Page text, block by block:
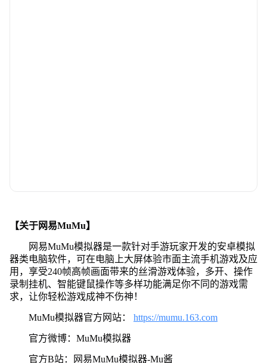
【关于网易MuMu】
网易MuMu模拟器是一款针对手游玩家开发的安卓模拟
器类电脑软件，可在电脑上大屏体验市面主流手机游戏及应
用，享受240帧高帧画面带来的丝滑游戏体验，多开、操作
录制挂机、智能键鼠操作等多样功能满足你不同的游戏需
求，让你轻松游戏成神不伤神！
MuMu模拟器官方网站： https://mumu.163.com
官方微博：MuMu模拟器
官方B站：网易MuMu模拟器-Mu酱